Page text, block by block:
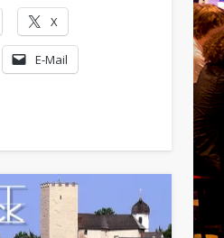
X
E-Mail